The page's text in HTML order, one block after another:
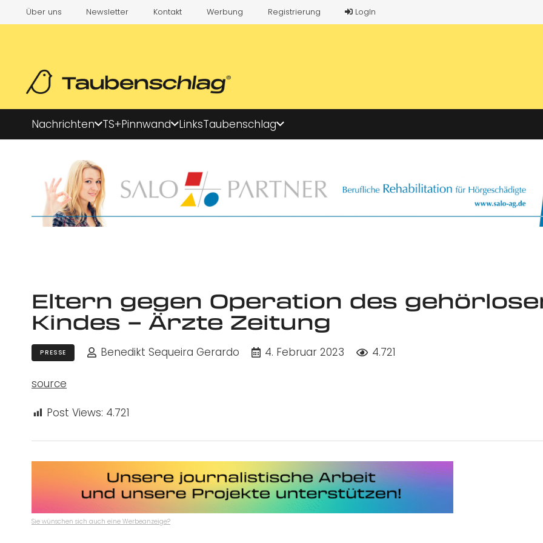
Über uns Newsletter Kontakt Werbung Registrierung LogIn
Nachrichten TS+Pinnwand LinksTaubenschlag
Eltern gegen Operation des
Kindes – Ärzte Zeitung
PRESSE Benedikt Sequeira Gerardo 4. Februar 2023 4.721
source
Post Views: 4.721
Sie wünschen sich auch eine Werbeanzeige?